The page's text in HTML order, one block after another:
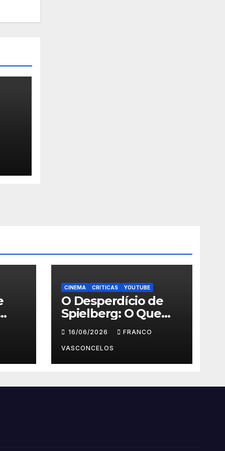
CINEMA CRITICAS YOUTUBE
O Desperdício de
Spielberg: O Que
Aconteceu em Dia
D?16/06/2026 FRANCO
VASCONCELOS